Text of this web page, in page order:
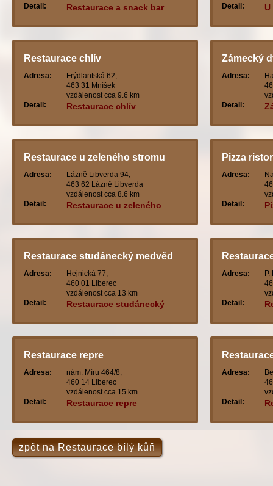
Detail:
Restaurace a snack bar
Detail:
Restaurace chlív
Adresa:
Frýdlantská 62,
463 31 Mníšek
vzdálenost cca 9.6 km
Detail:
Restaurace chlív
Zámecký
Adresa:
Detail:
Restaurace u zeleného stromu
Adresa:
Lázně Libverda 94,
463 62 Lázně Libverda
vzdálenost cca 8.6 km
Detail:
Restaurace u zeleného
Pizza
Adresa:
Detail:
Restaurace studánecký medvěd
Adresa:
Hejnická 77,
460 01 Liberec
vzdálenost cca 13 km
Detail:
Restaurace studánecký
Adresa:
Detail:
Restaurace repre
Adresa:
nám. Míru 464/8,
460 14 Liberec
vzdálenost cca 15 km
Detail:
Restaurace repre
Adresa:
Detail:
zpět na Restaurace bílý kůň